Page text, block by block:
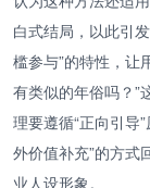
白式结局，以此引
槛参与”的特性，让
有类似的年俗吗？”
理要遵循“正向引导
外价值补充”的方式
业人设形象。